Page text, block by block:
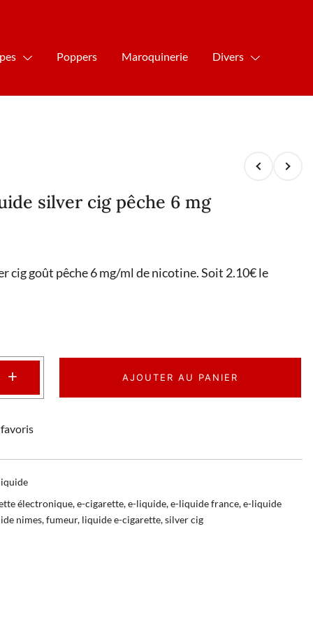
Poppers Maroquinerie Divers
silver cig pêche 6 mg
cig goût pêche 6 mg/ml de nicotine. Soit 2.10€ le
+ AJOUTER AU PANIER
électronique,e-cigarette,e-liquide,e-liquide france,e-liquide
nimes,fumeur, liquide e-cigarette,silver cig